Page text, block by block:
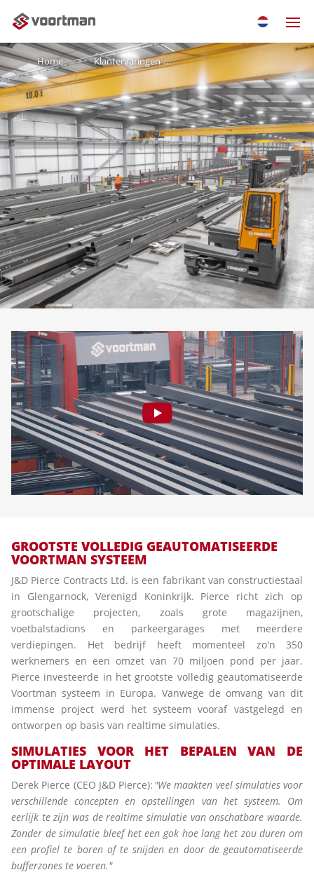
Home Klantervaringen J&D Pierce Contracts LTD.
GROOTSTE VOLLEDIG GEAUTOMATISEERDE
VOORTMAN SYSTEEM
J&D Pierce Contracts Ltd. is een fabrikant van constructiestaal
in Glengarnock, Verenigd Koninkrijk. Pierce richt zich op
grootschalige projecten, zoals grote magazijnen,
voetbalstadions en parkeergarages met meerdere
verdiepingen. Het bedrijf heeft momenteel zo'n 350
werknemers en een omzet van 70 miljoen pond per jaar.
Pierce investeerde in het grootste volledig geautomatiseerde
Voortman systeem in Europa. Vanwege de omvang van dit
immense project werd het systeem vooraf vastgelegd en
ontworpen op basis van realtime simulaties.
SIMULATIES VOOR HET BEPALEN VAN DE
OPTIMALE LAYOUT
Derek Pierce (CEO J&D Pierce): "We maakten veel simulaties voor
verschillende concepten en opstellingen van het systeem. Om
eerlijk tezijn was de realtime simulatie van onschatbare waarde.
Zonder de simulatie bleef het een gok hoe lang het zou duren om
een profiel te boren of te snijden en door de geautomatiseerde
bufferzones te voeren."